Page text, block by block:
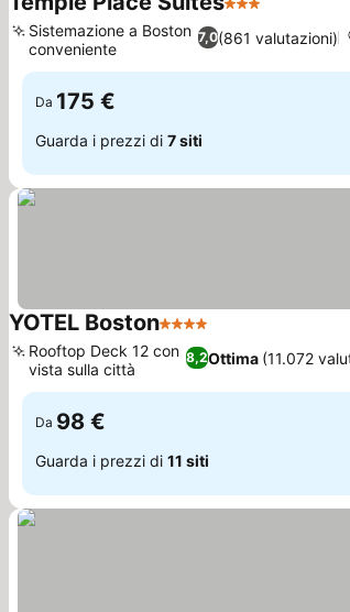
3 Stelle
7,0(861 valutazioni)
Sistemazione a Boston
conveniente
Da 175 €
Guarda i prezzi di 7 siti
YOTEL Boston4 Stelle
8,2Ottima (11.072
Rooftop Deck 12 con
vista sulla città
Da 98 €
Guarda i prezzi di 11 siti